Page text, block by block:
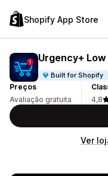
Shopify App Store
Urgency+
Built for Shopify
Preços
Avaliação gratuita
4,8
Ver